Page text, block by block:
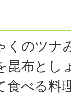
くのツ
昆布とし
食べる料